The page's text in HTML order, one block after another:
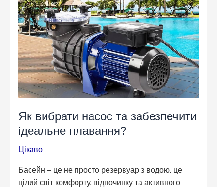
УЗД
Як вибрати насос та забезпечити
ідеальне плавання?
Цікаво
Басейн – це не просто резервуар з водою, це
цілий світ комфорту, відпочинку та активного